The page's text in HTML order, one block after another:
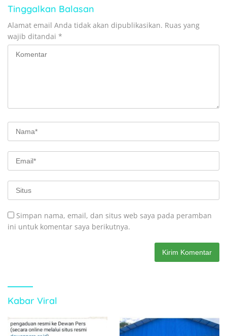
Tinggalkan Balasan
Alamat email Anda tidak akan dipublikasikan. Ruas yang
wajib ditandai *
Simpan nama, email, dan situs web saya pada peramban
ini untuk komentar saya berikutnya.
Kabar Viral